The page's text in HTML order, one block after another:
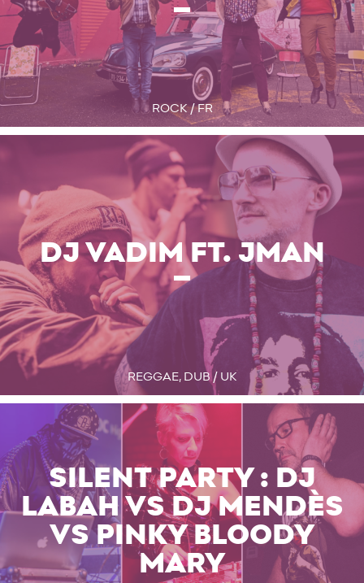
ROCK / FR
DJ VADIM FT. JMAN
REGGAE, DUB / UK
SILENT PARTY : DJ
LABAH VS DJ MENDÈS
VS PINKY BLOODY
MARY